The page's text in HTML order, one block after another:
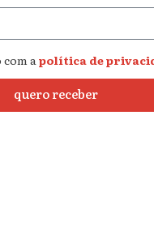
a política de
quero receber